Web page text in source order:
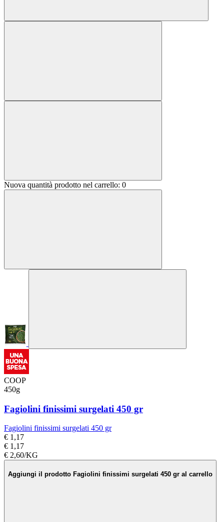
Nuova quantità prodotto nel carrello: 0
COOP
450g
Fagiolini finissimi surgelati 450 gr
Fagiolini finissimi surgelati 450 gr
€ 1,17
€ 1,17
€ 2,60/KG
Aggiungi il prodotto Fagiolini finissimi surgelati 450 gr al carrello